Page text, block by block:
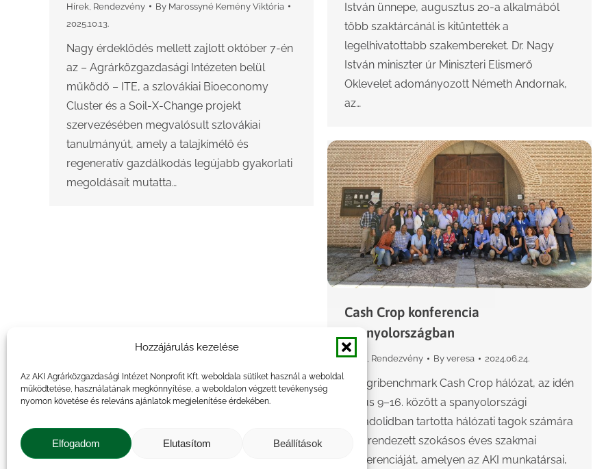
Hozzájárulás kezelése
Az AKI Agrárközgazdasági Intézet Nonprofit Kft. weboldala sütiket használ a weboldal
működtetése, használatának megkönnyítése, a weboldalon végzett tevékenység
nyomon követése és releváns ajánlatok megjelenítése érdekében.
Elfogadom Elutasítom Beállítások
Hírek Rendezvény By Marossyné Kemény Viktória
2025.10.13.
Nagy érdeklődés mellett zajlott október 7-én
az – Agrárközgazdasági Intézeten belül
működő – ITE, a szlovákiai Bioeconomy
Cluster és a Soil-X-Change projekt
szervezésében megvalósult szlovákiai
tanulmányút, amely a talajkímélő és
regeneratív gazdálkodás legújabb gyakorlati
megoldásait mutatta…
István ünnepe, augusztus 20-a alkalmából
több szaktárcánál is kitüntették a
legelhivatottabb szakembereket. Dr. Nagy
István miniszter úr Miniszteri Elismerő
Oklevelet adományozott Németh Andornak,
az…
Cash Crop konferencia
Spanyolországban
Hírek , Rendezvény By veresa 2024.06.24.
Az agribenchmark Cash Crop hálózat, az idén
június 9–16. között a spanyolországi
Valladolidban tartotta hálózati tagok számára
megrendezett szokásos éves szakmai
konferenciáját, amelyen az AKI munkatársai,